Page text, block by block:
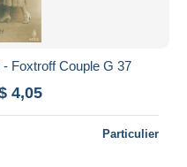
Foxtroff Couple G 37
4,05
Particulier